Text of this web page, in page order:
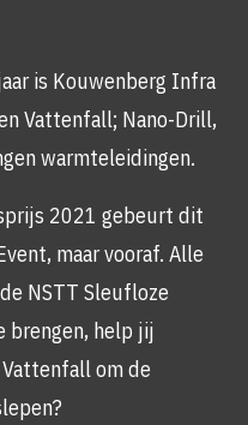
is Kouwenberg Infra
Vattenfall; Nano-Drill,
warmteleidingen.
2021 gebeurt dit
maar vooraf. Alle
NSTT Sleufloze
brengen, help jij
om de